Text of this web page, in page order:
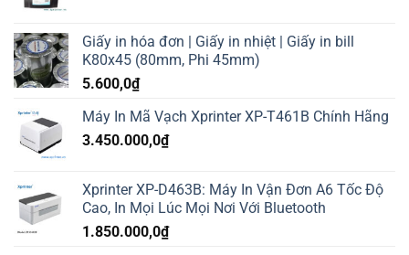
Giấy in hóa đơn | Giấy in nhiệt | Giấy in bill
K80x45 (80mm, Phi 45mm)
5.600,0₫
Máy In Mã Vạch Xprinter XP-T461B Chính Hãng
3.450.000,0₫
Xprinter XP-D463B: Máy In Vận Đơn A6 Tốc Độ
Cao, In Mọi Lúc Mọi Nơi Với Bluetooth
1.850.000,0₫